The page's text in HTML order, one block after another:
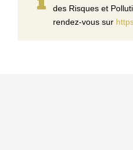
des Risques et
rendez-vous sur